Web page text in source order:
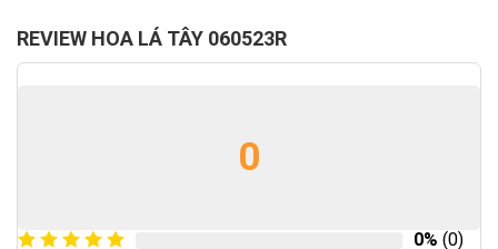
REVIEW HOA LÁ TÂY 060523R
0
0% (0)